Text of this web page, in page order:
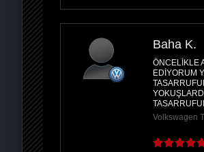
Baha K.
ÖNCELİKLE
EDİYORUM
Volkswagen